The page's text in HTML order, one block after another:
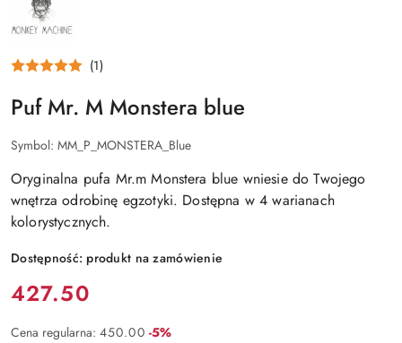
MONKEY
MACHINE
(1)
Puf Mr. M Monstera blue
Symbol: MM_P_MONSTERA_Blue
Oryginalna pufa Mr.m Monstera blue wniesie do Twojego
wnętrza odrobinę egzotyki. Dostępna w 4 warianach
kolorystycznych.
Dostępność: produkt na zamówienie
Cena:
427.50
Cena regularna: 450.00 Rabat:
-5%